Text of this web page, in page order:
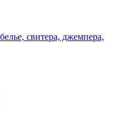
свитера, джемпера,